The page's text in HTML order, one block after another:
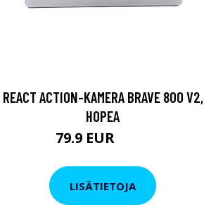
REACT ACTION-KAMERA BRAVE 800 V2,
HOPEA
79.9 EUR
LISÄTIETOJA